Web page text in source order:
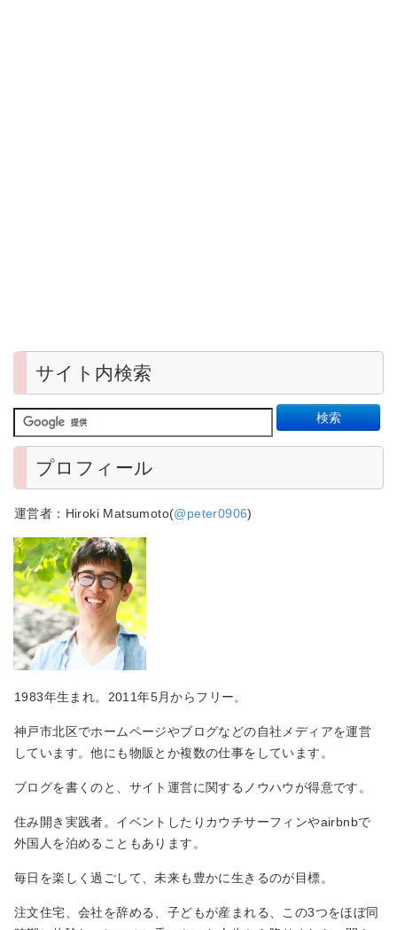
サイト内検索
プロフィール
運営者：Hiroki Matsumoto(@peter0906)
1983年生まれ。2011年5月からフリー。
神戸市北区でホームページやブログなどの自社メディアを運営
しています。他にも物販とか複数の仕事をしています。
ブログを書くのと、サイト運営に関するノウハウが得意です。
住み開き実践者。イベントしたりカウチサーフィンやairbnbで
外国人を泊めることもあります。
毎日を楽しく過ごして、未来も豊かに生きるのが目標。
注文住宅、会社を辞める、子どもが産まれる、この3つをほぼ同